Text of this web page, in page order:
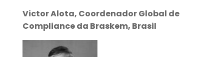
Victor Alota, Coordenador Global de
Compliance da Braskem, Brasil